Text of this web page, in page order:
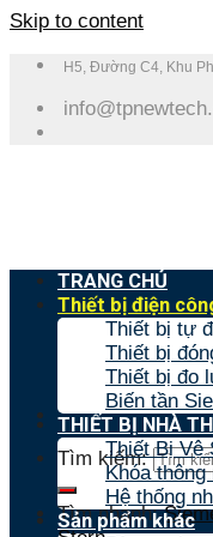
Skip to content
H5, Đường C4, Khu
Tìm kiếm:
Tìm nhanh:
TRANG CHỦ
Thiết bị điện
Thiết bị tự
Thiết bị
Thiết bị đo
Biến tần
THIẾT BỊ NHÀ
Thiết Bị Vệ
Khóa thông
Hệ thống
Sản phẩm khác